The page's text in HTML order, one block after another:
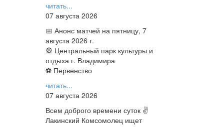
читать...
07 августа 2026
📅 Анонс матчей на пятницу, 7
августа 2026 г.
🎡 Центральный парк культуры и
отдыха г. Владимира
⚽ Первенство
читать...
07 августа 2026
Всем доброго времени суток ✌
Лакинский Комсомолец ищет